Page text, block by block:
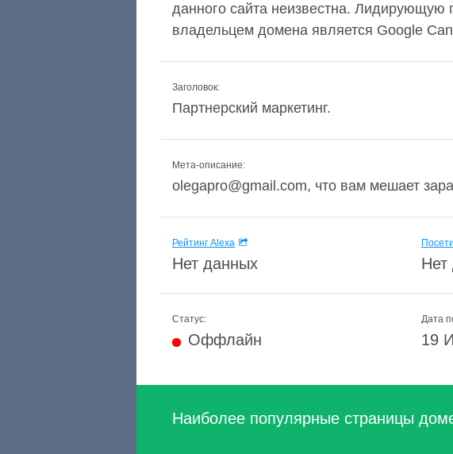
данного сайта неизвестна.
владельцем домена является Google
Заголовок:
Партнерский маркетинг.
Мета-описание:
olegapro@gmail.com, что вам мешает
Рейтинг Alexa
Нет данных Нет
Статус:
Оффлайн
Дата
19
Наиболее популярные страницы